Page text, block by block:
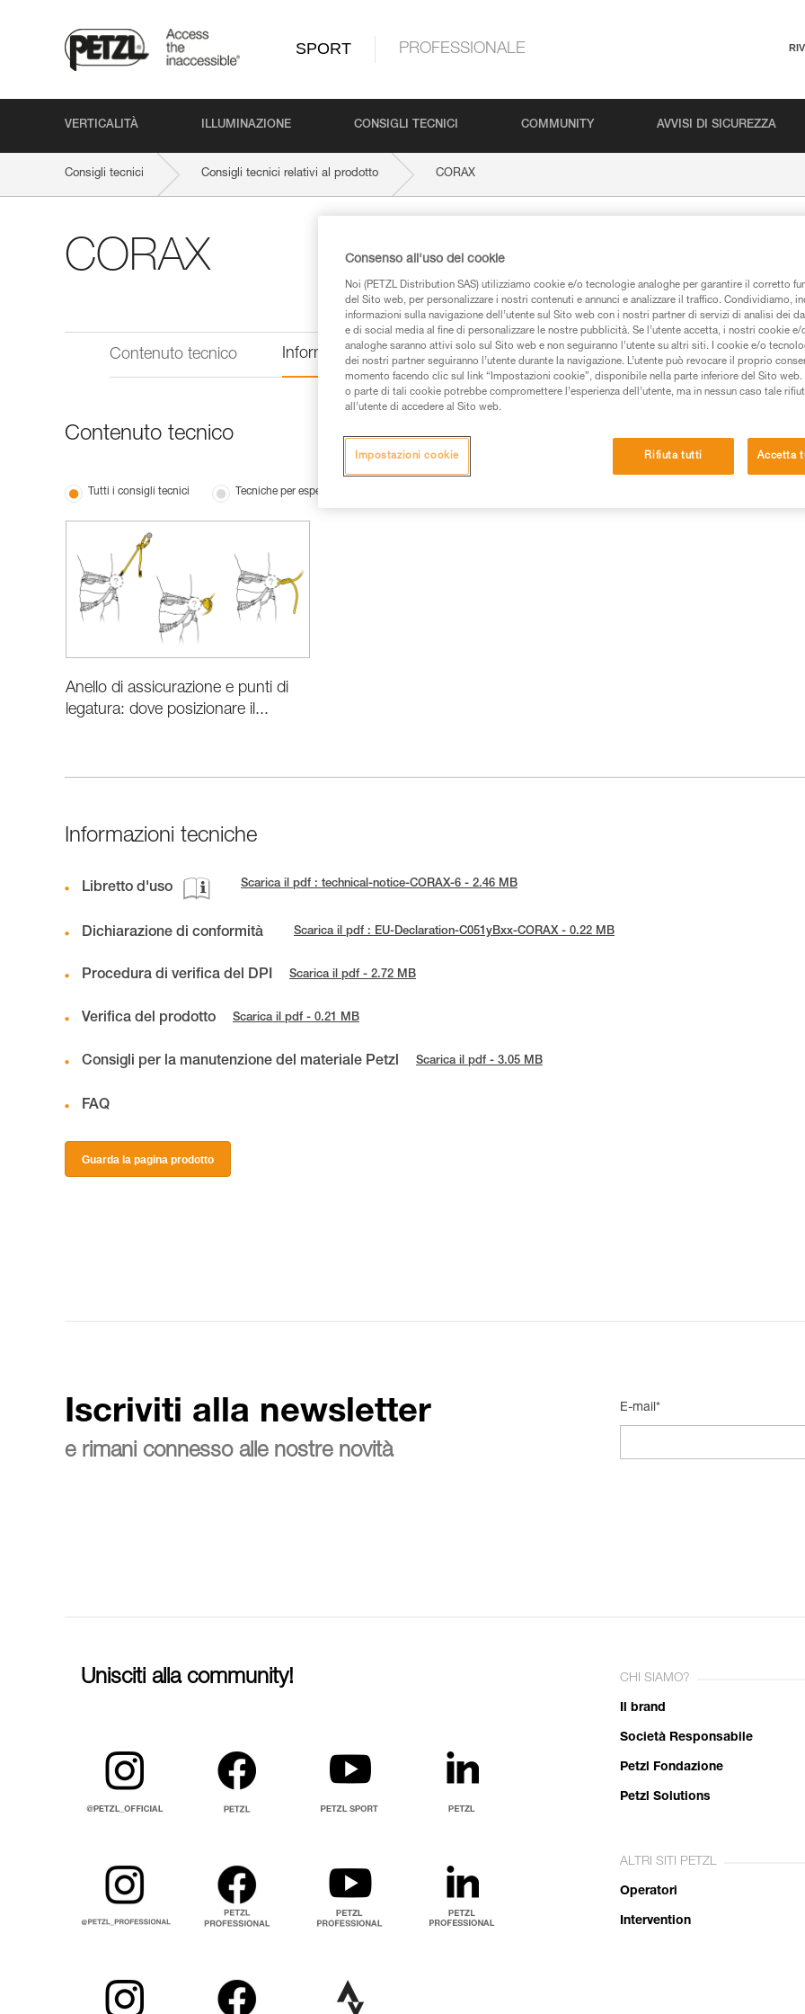
SPORT PROFESSIONALE
VERTICALITÀ ILLUMINAZIONE CONSIGLI TECNICI COMMUNITY AVVISI DI SICUREZZA
Consigli tecnici Consigli tecnici relativi al prodotto CORAX
CORAX
Contenuto tecnico Informazioni tecniche
Contenuto tecnico
Tutti i consigli tecnici Tecniche per esperti
Anello di assicurazione e punti di
legatura: dove posizionare il...
Informazioni tecniche
Libretto d'uso Scarica il pdf : technical-notice-CORAX-6 - 2.46 MB
Dichiarazione di conformità Scarica il pdf : EU-Declaration-C051yBxx-CORAX - 0.22 MB
Procedura di verifica del DPI Scarica il pdf - 2.72 MB
Verifica del prodotto Scarica il pdf - 0.21 MB
Consigli per la manutenzione del materiale Petzl Scarica il pdf - 3.05 MB
FAQ
Guarda la pagina prodotto
Iscriviti alla newsletter
e rimani connesso alle nostre novità
E-mail*
Unisciti alla community! CHI SIAMO?
Il brand
Società Responsabile
Petzl Fondazione
Petzl Solutions
ALTRI SITI PETZL
Operatori
Intervention
Consenso all'uso dei cookie
Noi (PETZL Distribution SAS) utilizziamo cookie e/o tecnologie analoghe per garantire il corretto
del Sito web, per personalizzare i nostri contenuti e annunci e analizzare il traffico. Condividiamo,
informazioni sulla navigazione dell’utente sul Sito web con i nostri partner di servizi di analisi dei
e di social media al fine di personalizzare le nostre pubblicità. Se l’utente accetta, i nostri cookie
analoghe saranno attivi solo sul Sito web e non seguiranno l’utente su altri siti. I cookie e/o
dei nostri partner seguiranno l’utente durante la navigazione. L’utente può revocare il proprio
momento facendo clic sul link “Impostazioni cookie”, disponibile nella parte inferiore del Sito
o parte di tali cookie potrebbe compromettere l’esperienza dell’utente, ma in nessun caso tale
all’utente di accedere al Sito web.
Rifiuta tutti Accetta
Impostazioni cookie